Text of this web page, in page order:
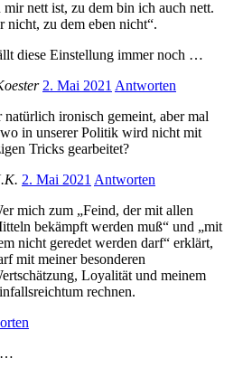
mir nett ist, zu dem bin ich auch nett.
nicht, zu dem eben nicht“.
diese Einstellung immer noch …
2. Mai 2021 Antworten
natürlich ironisch gemeint, aber mal
in unserer Politik wird nicht mit
Tricks gearbeitet?
2. Mai 2021 Antworten
mich zum „Feind, der mit allen
bekämpft werden muß“ und „mit
nicht geredet werden darf“ erklärt,
mit meiner besonderen
Loyalität und meinem
rechnen.